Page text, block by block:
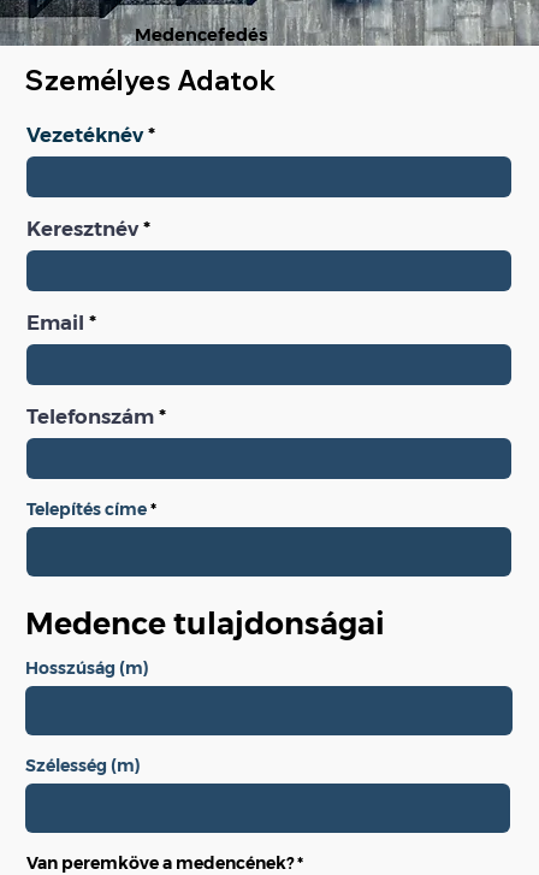
Medencefedés
Személyes Adatok
Vezetéknév
Keresztnév
Email
Telefonszám
Telepítés címe
Medence tulajdonságai
Hosszúság (m)
Szélesség (m)
Van peremköve a medencének?*